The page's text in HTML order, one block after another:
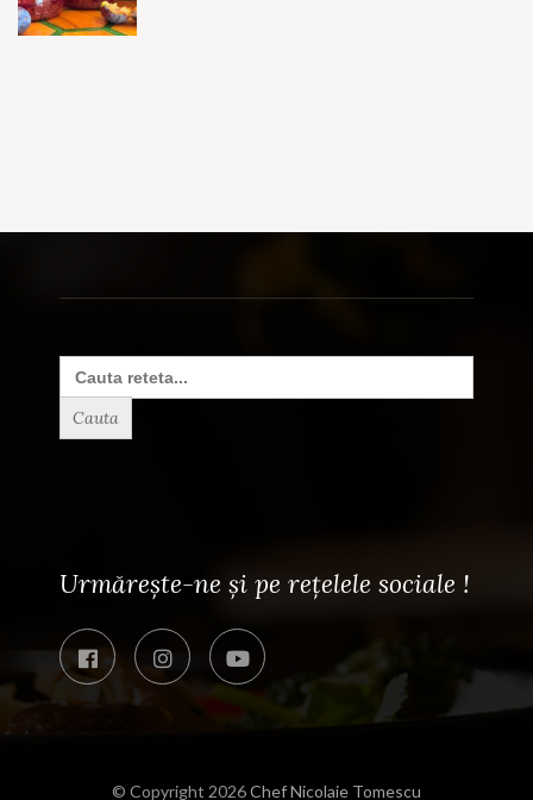
Search
for:
Urmărește-ne și pe rețelele sociale !
© Copyright 2026Chef Nicolaie Tomescu